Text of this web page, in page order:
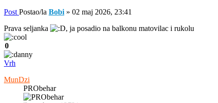
Post Postao/la Bobi » 02 maj 2026, 23:41
Prava seljanka
, ja posadio na balkonu matovilac i rukolu
0
Vrh
MunDzi
PRObehar